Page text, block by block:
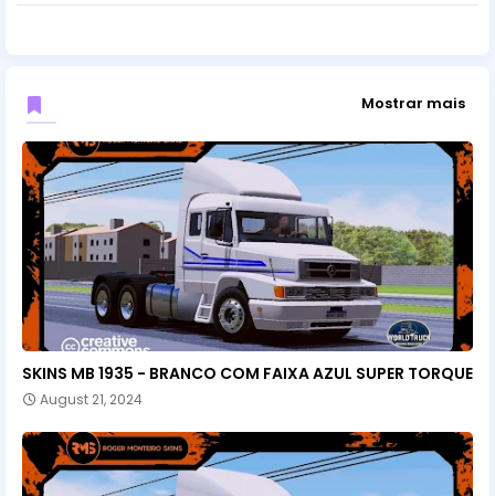
Mostrar mais
SKINS MB 1935 - BRANCO COM FAIXA AZUL SUPER TORQUE
August 21, 2024